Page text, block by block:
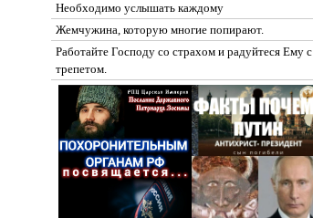
Необходимо услышать каждому
Жемчужина, которую многие попирают.
Работайте Господу со страхом и радуйтеся Ему с
трепетом.